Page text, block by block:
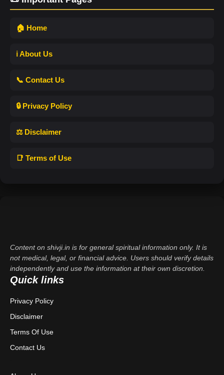
🏠 Home
ℹ️ About Us
📞 Contact Us
🔒 Privacy Policy
⚖️ Disclaimer
📑 Terms of Use
Content on shivji.in is for general spiritual information only. It is
not medical, legal, or financial advice. Users should verify details
independently and use the information at their own discretion.
Quick links
Privacy Policy
Disclaimer
Terms Of Use
Contact Us